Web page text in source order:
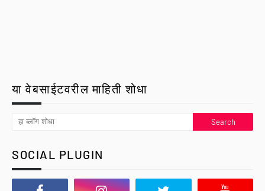
या वेबसाईटवरील माहिती शोधा
SOCIAL PLUGIN